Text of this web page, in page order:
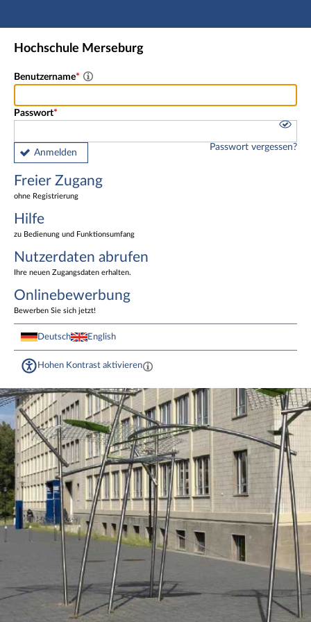
Hauptnavigation
Freier Zugang
Nutzerdaten abrufen
Fußzeile
Hochschule Merseburg
Benutzername
Passwort
Anmelden
Passwort vergessen?
Freier Zugang
ohne Registrierung
Hilfe
zu Bedienung und Funktionsumfang
Nutzerdaten abrufen
Ihre neuen Zugangsdaten erhalten.
Onlinebewerbung
Bewerben Sie sich jetzt!
Deutsch English
Hohen Kontrast aktivieren